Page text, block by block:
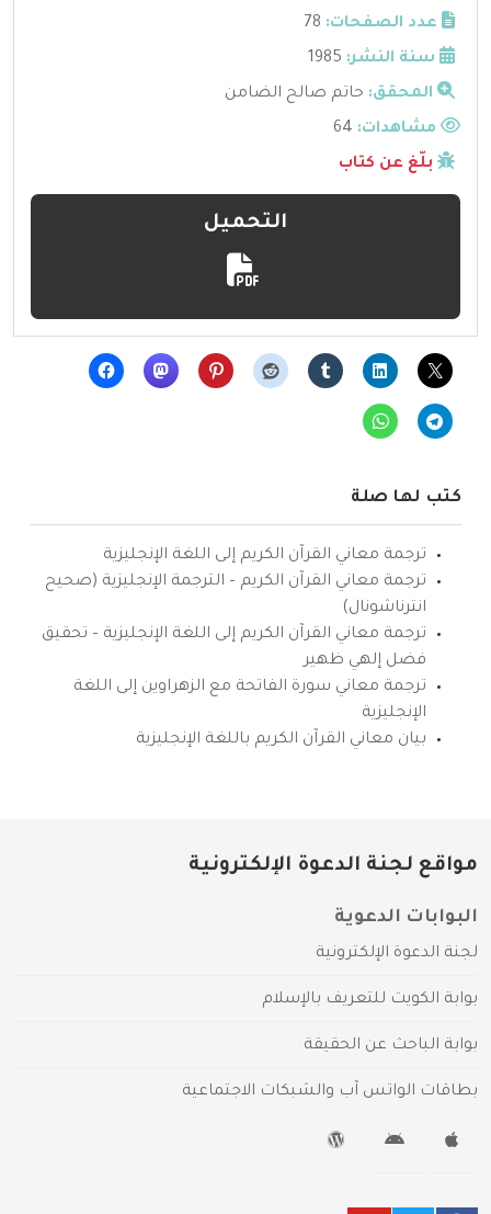
عدد الصفحات: 78
سنة النشر: 1985
المحقق: حاتم صالح الضامن
مشاهدات:
بلّغ عن كتاب
التحميل
كتب لها صلة
ترجمة معاني القرآن الكريم إلى اللغة الإنجليزية
ترجمة معاني القرآن الكريم – الترجمة الإنجليزية (صحيح
انترناشونال)
ترجمة معاني القرآن الكريم إلى اللغة الإنجليزية – تحقيق
فضل إلهي ظهير
ترجمة معاني سورة الفاتحة مع الزهراوين إلى اللغة
الإنجليزية
بيان معاني القرآن الكريم باللغة الإنجليزية
مواقع لجنة الدعوة الإلكترونية
البوابات الدعوية
لجنة الدعوة الإلكترونية
بوابة الكويت للتعريف بالإسلام
بوابة الباحث عن الحقيقة
بطاقات الواتس آب والشبكات الاجتماعية